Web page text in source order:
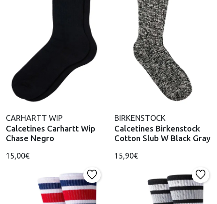
CARHARTT WIP
Calcetines Carhartt Wip
Chase Negro
15,00€
BIRKENSTOCK
Calcetines Birkenstock
Cotton Slub W Black Gray
15,90€